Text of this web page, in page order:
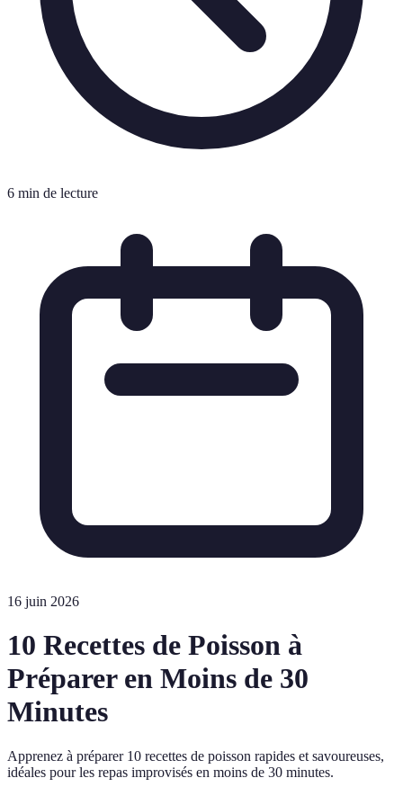
6 min de lecture
16 juin 2026
10 Recettes de Poisson à
Préparer en Moins de 30
Minutes
Apprenez à préparer 10 recettes de poisson rapides et savoureuses,
idéales pour les repas improvisés en moins de 30 minutes.